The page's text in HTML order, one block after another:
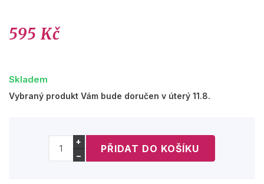
595 Kč
Skladem
Vybraný produkt Vám bude doručen v úterý 11.8.
+
−